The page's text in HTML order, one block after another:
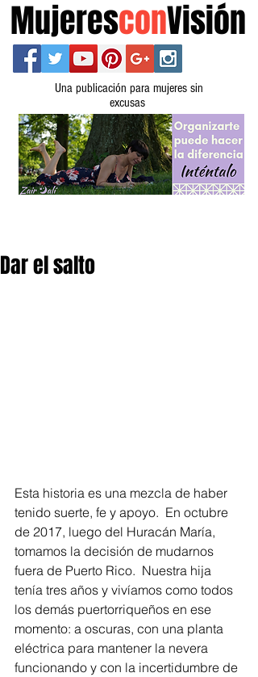
MujeresconVisión
Una publicación para mujeres sin
excusas
Dar el salto
Esta historia es una mezcla de haber
tenido suerte, fe y apoyo.  En octubre
de 2017, luego del Huracán María,
tomamos la decisión de mudarnos
fuera de Puerto Rico.  Nuestra hija
tenía tres años y vivíamos como todos
los demás puertorriqueños en ese
momento: a oscuras, con una planta
eléctrica para mantener la nevera
funcionando y con la incertidumbre de